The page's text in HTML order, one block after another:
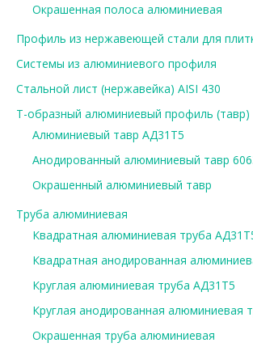
Окрашенная полоса алюминиевая
Профиль из нержавеющей стали для
Системы из алюминиевого профиля
Стальной лист (нержавейка) AISI 430
Т-образный алюминиевый профиль (тавр)
Алюминиевый тавр АД31Т5
Анодированный алюминиевый тавр
Окрашенный алюминиевый тавр
Труба алюминиевая
Квадратная алюминиевая труба
Квадратная анодированная
Круглая алюминиевая труба АД31Т5
Круглая анодированная алюминиевая
Окрашенная труба алюминиевая